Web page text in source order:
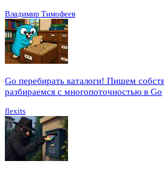
Владимир Тимофеев
Go перебирать каталоги! Пишем
разбираемся с многопоточностью в Go
flexits